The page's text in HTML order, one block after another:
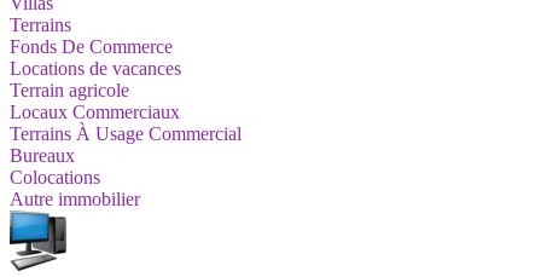
Terrains
Fonds De Commerce
Locations de vacances
Terrain agricole
Locaux Commerciaux
Terrains À Usage Commercial
Bureaux
Colocations
Autre immobilier